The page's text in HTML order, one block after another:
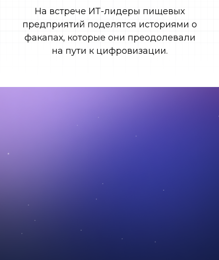
На встрече ИТ-лидеры пищевых
предприятий поделятся историями о
факапах, которые они преодолевали
на пути к цифровизации.